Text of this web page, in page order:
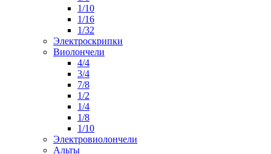
1/10
1/16
1/32
Электроскрипки
Виолончели
4/4
3/4
7/8
1/2
1/4
1/8
1/10
Электровиолончели
Альты